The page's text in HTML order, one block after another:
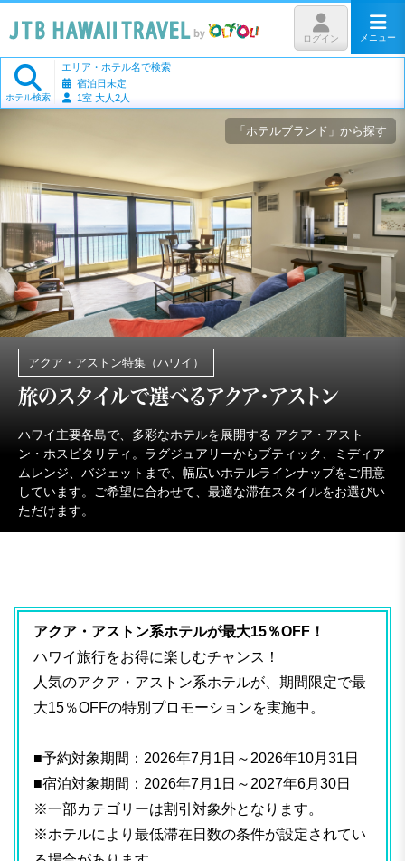
ホテル検索
エリア・ホテル名で検索
宿泊日未定
1室 大人2人
ログイン メニュー
「ホテルブランド」から探す
アクア・アストン特集（ハワイ）
旅のスタイルで選べるアクア・アストン
ハワイ主要各島で、多彩なホテルを展開する アクア・アスト
ン・ホスピタリティ。ラグジュアリーからブティック、ミディア
ムレンジ、バジェットまで、幅広いホテルラインナップをご用意
しています。ご希望に合わせて、最適な滞在スタイルをお選びい
ただけます。
アクア・アストン系ホテルが最大15％OFF！
ハワイ旅行をお得に楽しむチャンス！
人気のアクア・アストン系ホテルが、期間限定で最
大15％OFFの特別プロモーションを実施中。
■予約対象期間：2026年7月1日～2026年10月31日
■宿泊対象期間：2026年7月1日～2027年6月30日
※一部カテゴリーは割引対象外となります。
※ホテルにより最低滞在日数の条件が設定されてい